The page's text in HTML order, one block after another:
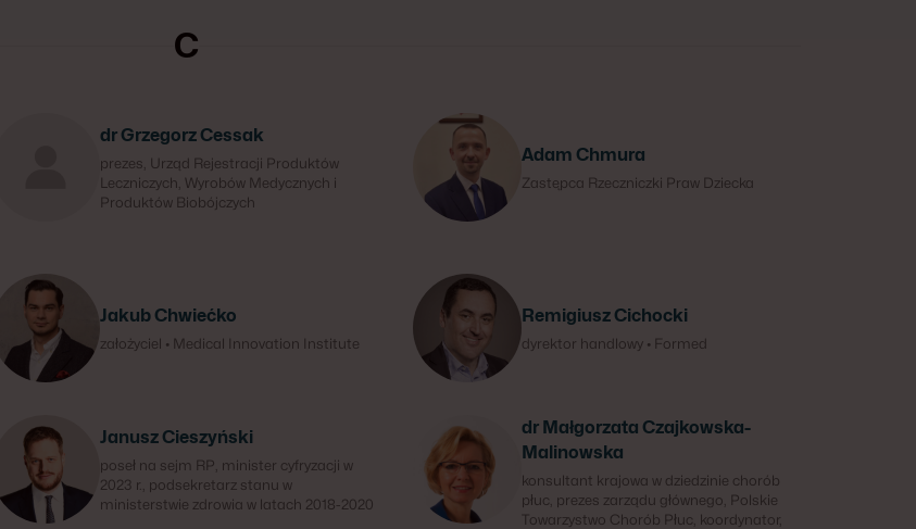
C
dr Grzegorz Cessak
prezes, Urząd Rejestracji Produktów
Leczniczych, Wyrobów Medycznych i
Produktów Biobójczych
Adam Chmura
Zastępca Rzeczniczki Praw Dziecka
Jakub Chwiećko
założyciel • Medical Innovation Institute
Remigiusz Cichocki
dyrektor handlowy • Formed
Janusz Cieszyński
poseł na sejm RP, minister cyfryzacji w
2023 r., podsekretarz stanu w
ministerstwie zdrowia w latach 2018-2020
dr Małgorzata Czajkowska-
Malinowska
konsultant krajowa w dziedzinie chorób
płuc, prezes zarządu głównego, Polskie
Towarzystwo Chorób Płuc, koordynator,